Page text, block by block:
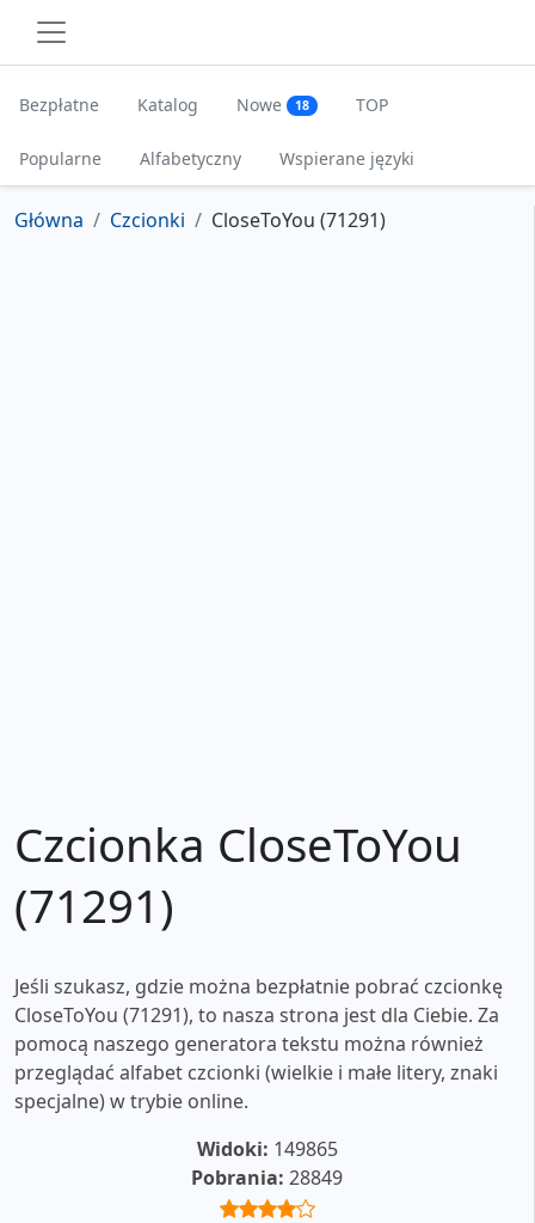
Bezpłatne Katalog Nowe 18 TOP
Popularne Alfabetyczny Wspierane języki
Główna Czcionki CloseToYou (71291)
Czcionka CloseToYou
(71291)
Jeśli szukasz, gdzie można bezpłatnie pobrać czcionkę
CloseToYou (71291), to nasza strona jest dla Ciebie. Za
pomocą naszego generatora tekstu można również
przeglądać alfabet czcionki (wielkie i małe litery, znaki
specjalne) w trybie online.
Widoki: 149865
Pobrania: 28849